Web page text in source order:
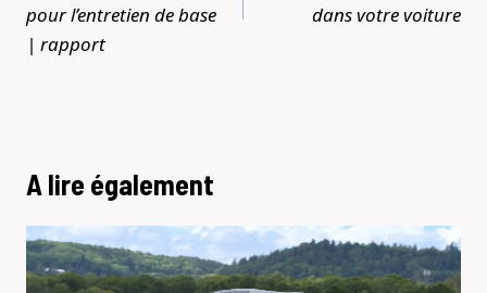
pour l’entretien de base
| rapport
dans votre voiture
A lire également